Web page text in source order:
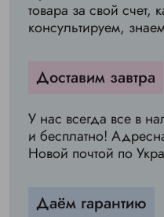
товара за свой счет,
консультируем,
Доставим завтра
У нас всегда все в
и бесплатно!
Новой почтой по
Даём гарантию